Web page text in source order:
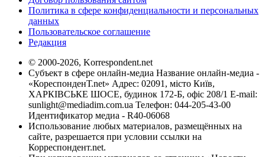
Политика в сфере конфиденциальности и персональных
данных
Пользовательское соглашение
Редакция
© 2000-2026, Korrespondent.net
Субъект в сфере онлайн-медиа Название онлайн-медиа -
«КореспонденТ.net» Адрес: 02091, місто Київ,
ХАРКІВСЬКЕ ШОСЕ, будинок 172-Б, офіс 208/1 E-mail:
sunlight@mediadim.com.ua Телефон: 044-205-43-00
Идентификатор медиа - R40-06068
Использование любых материалов, размещённых на
сайте, разрешается при условии ссылки на
Корреспондент.net.